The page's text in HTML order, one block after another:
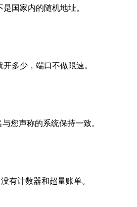
国家内的随机地址。
多少，端口不做限速。
您声称的系统保持一致。
有计数器和超量账单。